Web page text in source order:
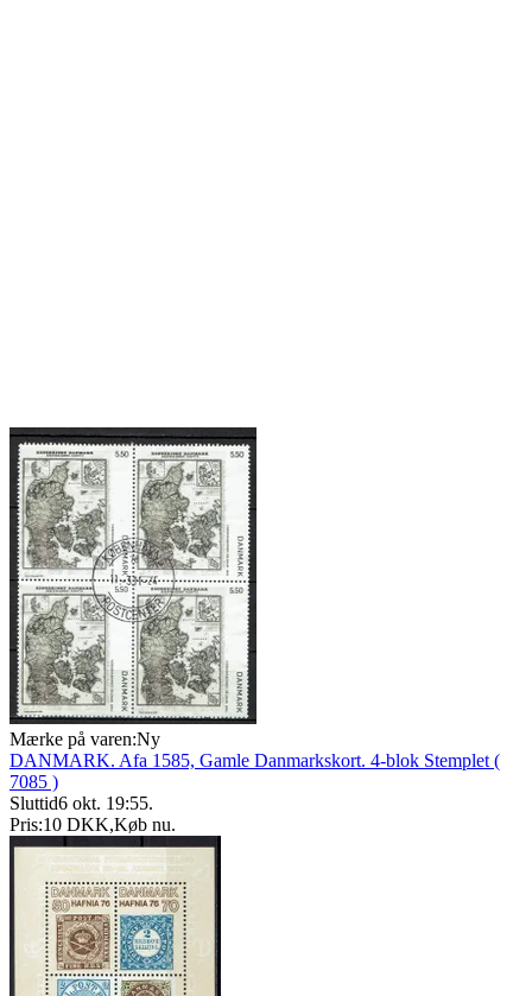
Mærke på varen:Ny
DANMARK. Afa 1585, Gamle Danmarkskort. 4-blok Stemplet (
7085 )
Sluttid6 okt. 19:55.
Pris:10 DKK,Køb nu.